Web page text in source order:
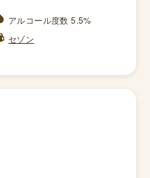
アルコール度数 5.5%
セゾン